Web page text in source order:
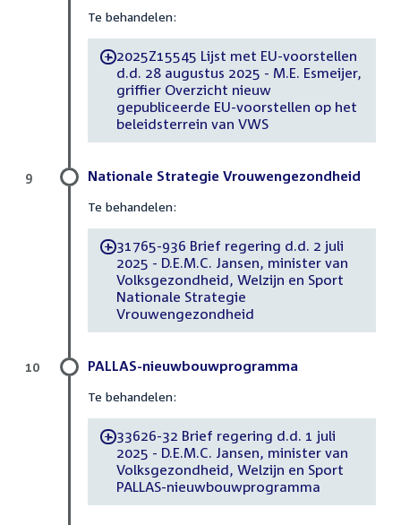
Te behandelen:
-2025Z15545 Lijst met EU-voorstellen
d.d. 28 augustus 2025 - M.E. Esmeijer,
griffier Overzicht nieuw
gepubliceerde EU-voorstellen op het
beleidsterrein van VWS
Nationale Strategie Vrouwengezondheid
Te behandelen:
-31765-936 Brief regering d.d. 2 juli
2025 - D.E.M.C. Jansen, minister van
Volksgezondheid, Welzijn en Sport
Nationale Strategie
Vrouwengezondheid
9
PALLAS-nieuwbouwprogramma
Te behandelen:
-33626-32 Brief regering d.d. 1 juli
2025 - D.E.M.C. Jansen, minister van
Volksgezondheid, Welzijn en Sport
PALLAS-nieuwbouwprogramma
10